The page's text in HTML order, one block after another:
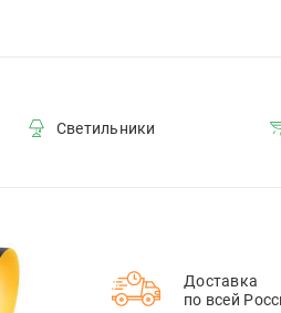
Светильники
Доставка
по всей